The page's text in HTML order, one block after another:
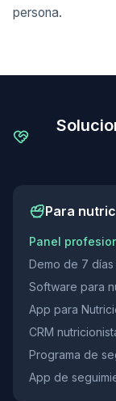
persona.
Para
Panel
Demo de 7 días
Software para
App para
CRM
Programa de
App de